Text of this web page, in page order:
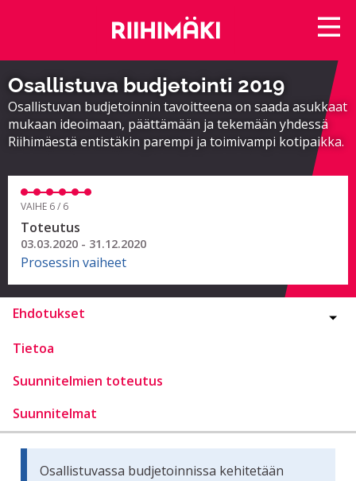
Osallistuva budjetointi 2019
Osallistuvan budjetoinnin tavoitteena on saada asukkaat
mukaan ideoimaan, päättämään ja tekemään yhdessä
Riihimäestä entistäkin parempi ja toimivampi kotipaikka.
VAIHE 6 / 6
Toteutus
03.03.2020 - 31.12.2020
Prosessin vaiheet
Ehdotukset
Tietoa
Suunnitelmien toteutus
Suunnitelmat
Osallistuvassa budjetoinnissa kehitetään